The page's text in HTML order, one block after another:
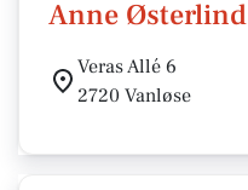
Anne Østerlind
Veras Allé 6
2720 Vanløse